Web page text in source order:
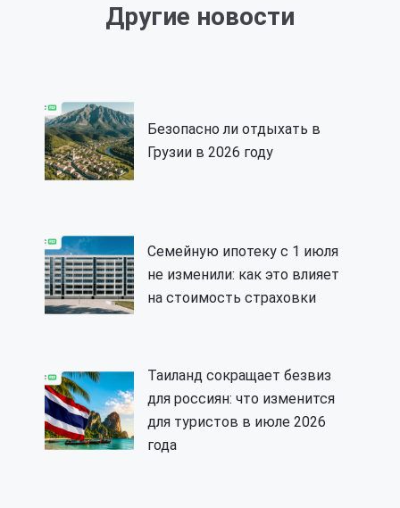
Другие новости
Безопасно ли отдыхать в
Грузии в 2026 году
Семейную ипотеку с 1 июля
не изменили: как это влияет
на стоимость страховки
Таиланд сокращает безвиз
для россиян: что изменится
для туристов в июле 2026
года